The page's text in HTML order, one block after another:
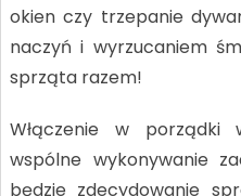
okien czy trzepanie
naczyń i wyrzucaniem
sprząta razem!
Włączenie w porządki
wspólne wykonywanie
będzie zdecydowanie